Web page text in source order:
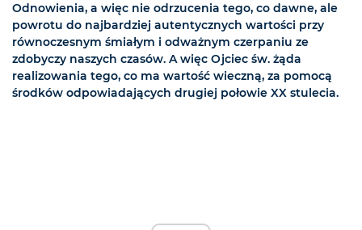
Odnowienia, a więc nie odrzucenia tego, co dawne, ale
powrotu do najbardziej autentycznych wartości przy
równoczesnym śmiałym i odważnym czerpaniu ze
zdobyczy naszych czasów. A więc Ojciec św. żąda
realizowania tego, co ma wartość wieczną, za pomocą
środków odpowiadających drugiej połowie XX stulecia.